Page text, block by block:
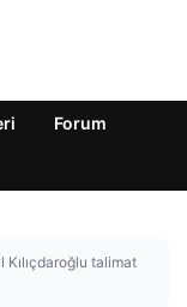
Forum
Kılıçdaroğlu talimat